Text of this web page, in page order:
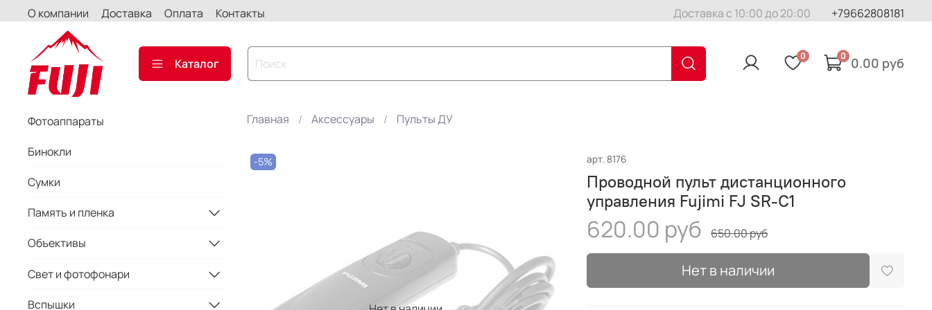
О компании Доставка Оплата Контакты Доставка с 10:00 до 20:00 +79662808181
Каталог
0 0 0.00 руб
Главная Аксессуары Пульты ДУ
-5% арт.8176
Проводной пульт дистанционного
управления Fujimi FJ SR-C1
620.00 руб 650.00 руб
Нет в наличии
Фотоаппараты
Бинокли
Сумки
Память и пленка
Объективы
Свет и фотофонари
Вспышки